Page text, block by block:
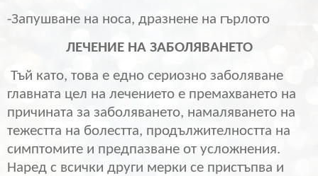
-Запушване на носа, дразнене на гърлото
ЛЕЧЕНИЕ НА ЗАБОЛЯВАНЕТО
Тъй като, това е едно сериозно заболяване
главната цел на лечението е премахването на
причината за заболяването, намаляването на
тежестта на болестта, продължителността на
симптомите и предпазване от усложнения.
Наред с всички други мерки се пристъпва и